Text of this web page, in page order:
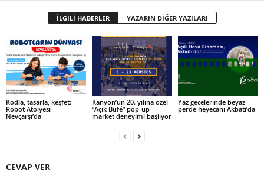
İLGİLİ HABERLER YAZARIN DİĞER YAZILARI
Kodla, tasarla, keşfet:
Robot Atölyesi
Nevçarşı’da
Kanyon’un 20. yılına özel
“Açık Bufé” pop-up
market deneyimi başlıyor
Yaz gecelerinde beyaz
perde heyecanı Akbatı’da
CEVAP VER